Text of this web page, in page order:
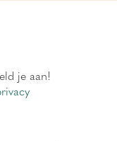
je aan!